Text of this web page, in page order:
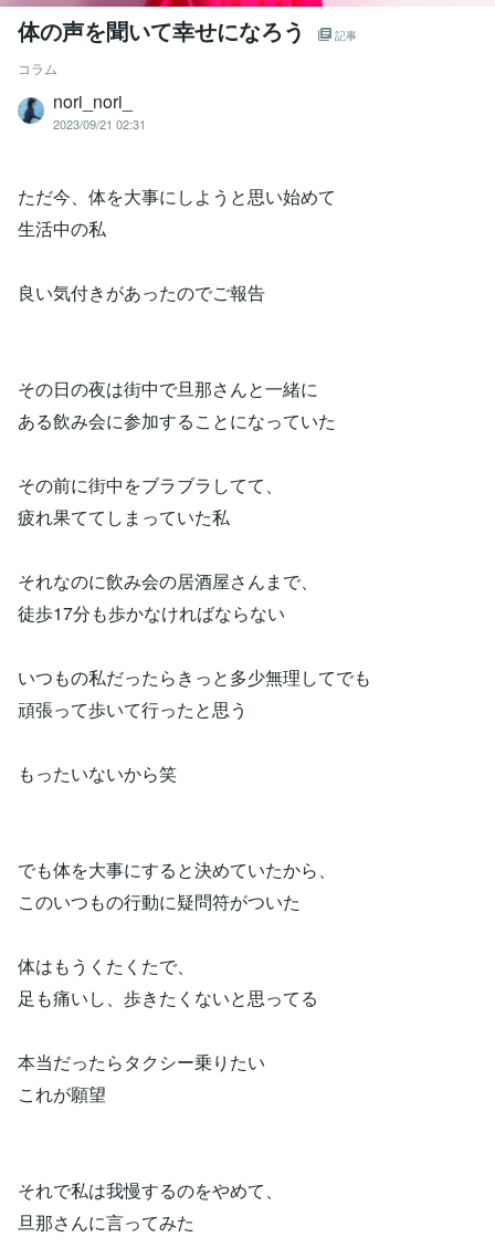
体の声を聞いて幸せになろう 記事
コラム
nori_nori_
2023/09/21 02:31
ただ今、体を大事にしようと思い始めて
生活中の私
良い気付きがあったのでご報告
その日の夜は街中で旦那さんと一緒に
ある飲み会に参加することになっていた
その前に街中をブラブラしてて、
疲れ果ててしまっていた私
それなのに飲み会の居酒屋さんまで、
徒歩17分も歩かなければならない
いつもの私だったらきっと多少無理してでも
頑張って歩いて行ったと思う
もったいないから笑
でも体を大事にすると決めていたから、
このいつもの行動に疑問符がついた
体はもうくたくたで、
足も痛いし、歩きたくないと思ってる
本当だったらタクシー乗りたい
これが願望
それで私は我慢するのをやめて、
旦那さんに言ってみた